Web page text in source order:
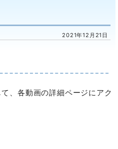
2021年12月21日
、各動画の詳細ページにアク